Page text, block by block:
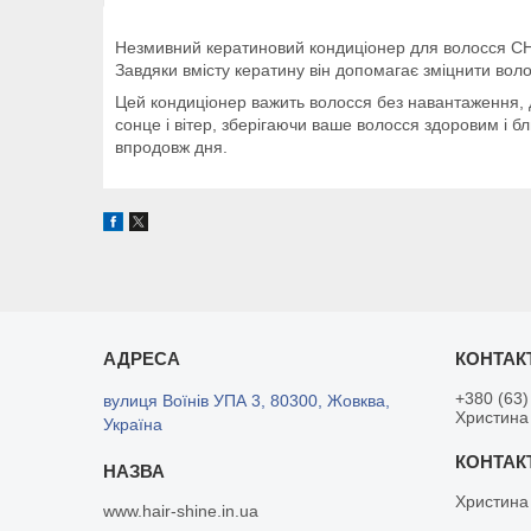
Незмивний кератиновий кондиціонер для волосся
Завдяки вмісту кератину він допомагає зміцнити
Цей кондиціонер важить волосся без навантаження,
сонце і вітер, зберігаючи ваше волосся здоровим і
впродовж дня.
вулиця Воїнів УПА 3, 80300, Жовква,
Україна
www.hair-shine.in.ua
+380
Христина
Христина